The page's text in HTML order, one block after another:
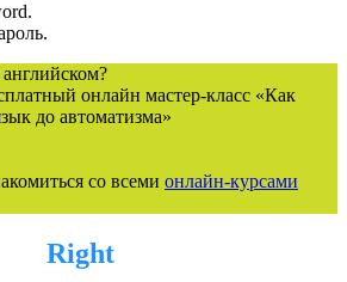
онлайн мастер-класс «Как
до автоматизма»
со всеми онлайн-курсами
Right